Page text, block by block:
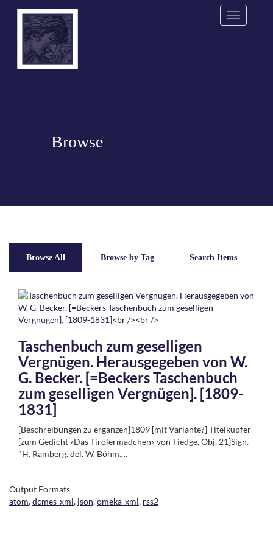
Menu
Browse
Browse All Browse by Tag Search Items
Taschenbuch zum geselligen
Vergnügen. Herausgegeben von W.
G. Becker. [=Beckers Taschenbuch
zum geselligen Vergnügen]. [1809-
1831]
[Beschreibungen zu ergänzen]1809 [mit Variante?] Titelkupfer
[zum Gedicht »Das Tirolermädchen« von Tiedge, Obj. 21]Sign.
"H. Ramberg. del. W. Böhm.…
Output Formats
atom,dcmes-xml, json,omeka-xml, rss2